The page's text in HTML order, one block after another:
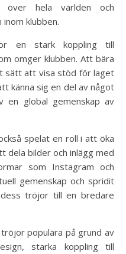
över hela världen och
klubben.
en stark koppling till
omger klubben. Att bära
sätt att visa stöd för laget
känna sig en del av något
global gemenskap av
spelat en roll i att öka
dela bilder och inlägg med
som Instagram och
gemenskap och spridit
tröjor till en bredare
populära på grund av
starka koppling till